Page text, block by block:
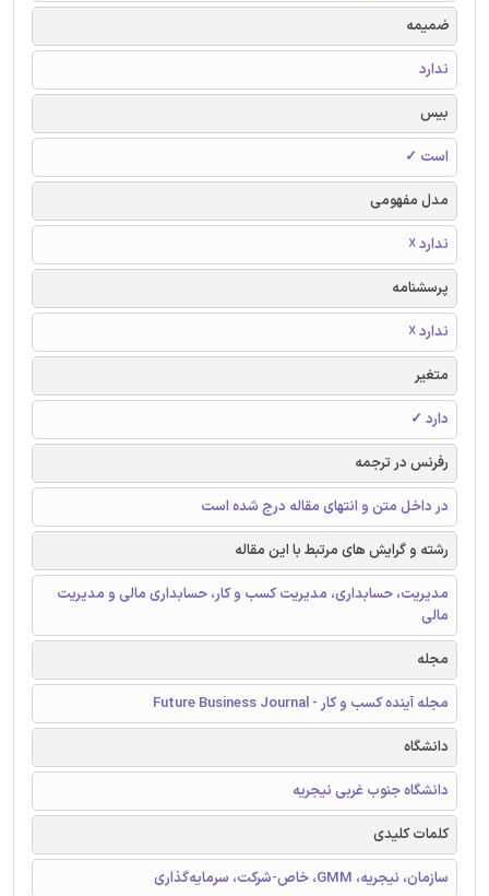
ضمیمه
ندارد
بیس
است ✓
مدل مفهومی
ندارد ☓
پرسشنامه
ندارد ☓
متغیر
دارد ✓
رفرنس در ترجمه
در داخل متن و انتهای مقاله درج شده است
رشته و گرایش های مرتبط با این مقاله
مدیریت، حسابداری، مدیریت کسب و کار، حسابداری مالی و مدیریت
مالی
مجله
مجله آینده کسب و کار - Future Business Journal
دانشگاه
دانشگاه جنوب غربی نیجریه
کلمات کلیدی
سازمان، نیجریه، GMM، خاص-شرکت، سرمایه‌گذاری